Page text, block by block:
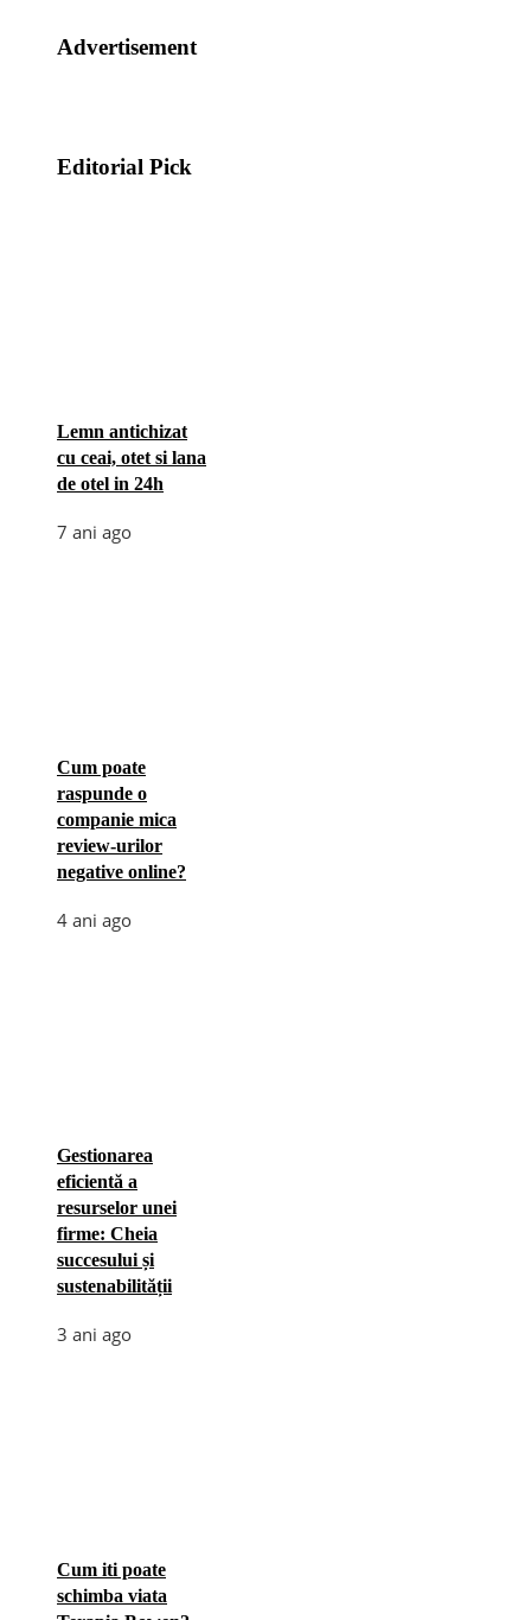
Advertisement
Editorial Pick
Lemn antichizat
cu ceai, otet si lana
de otel in 24h
7 ani ago
Cum poate
raspunde o
companie mica
review-urilor
negative online?
4 ani ago
Gestionarea
eficientă a
resurselor unei
firme: Cheia
succesului și
sustenabilității
3 ani ago
Cum iti poate
schimba viata